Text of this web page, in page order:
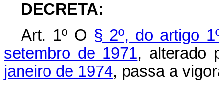
DECRETA:
Art. 1º O § 2º, do artigo
setembro de 1971, alterado
janeiro de 1974, passa a